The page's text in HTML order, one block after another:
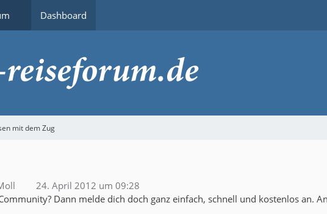
Dashboard
mit dem Zug
24. April 2012 um 09:28
Dann melde dich doch ganz einfach, schnell und kostenlos an.